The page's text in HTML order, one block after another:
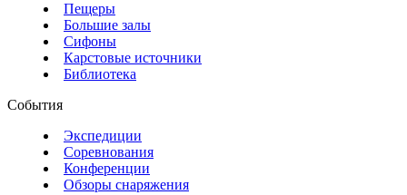
Пещеры
Большие залы
Сифоны
Карстовые источники
Библиотека
События
Экспедиции
Соревнования
Конференции
Обзоры снаряжения